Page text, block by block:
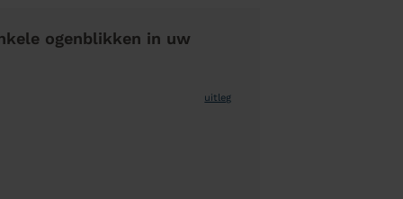
ogenblikken in uw
uitleg